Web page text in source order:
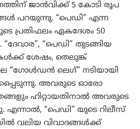
ജാൻവിക്ക് 5 കോടി രൂപ
പറയുന്നു. “പെഡി” എന്ന
പ്രതിഫലം ഏകദേശം 50
“പെഡി” തുടങ്ങിയ
ശേഷം, തെലുങ്ക്
“ഗോൾഡൻ ലെഗ്” നടിയായി
അവരുടെ ഓരോ
ഹിറ്റായതിനാൽ അവരുടെ
എന്നാല്‍, “പെഡി” യുടെ റിലീസ്
വലിയ വിവാദങ്ങൾക്ക്